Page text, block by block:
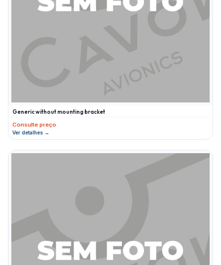
Generic without mounting bracket
Consulte preço
Ver detalhes →